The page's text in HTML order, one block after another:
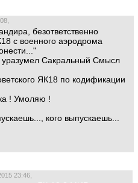
безответственно
с военного аэродрома
уразумел Сакральный Смысл
ЯК18 по кодификации
! Умоляю !
кого выпускаешь...
23:46,